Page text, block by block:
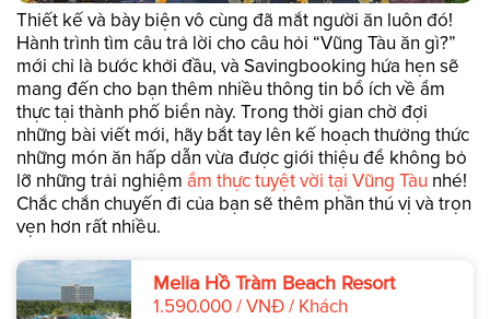
Thiết kế và bày biện vô cùng đã mắt người ăn luôn đó!
Hành trình tìm câu trả lời cho câu hỏi “Vũng Tàu ăn gì?”
mới chỉ là bước khởi đầu, và Savingbooking hứa hẹn sẽ
mang đến cho bạn thêm nhiều thông tin bổ ích về ẩm
thực tại thành phố biển này. Trong thời gian chờ đợi
những bài viết mới, hãy bắt tay lên kế hoạch thưởng thức
những món ăn hấp dẫn vừa được giới thiệu để không bỏ
lỡ những trải nghiệm ẩm thực tuyệt vời tại Vũng Tàu nhé!
Chắc chắn chuyến đi của bạn sẽ thêm phần thú vị và trọn
vẹn hơn rất nhiều.
Melia Hồ Tràm Beach Resort
1.590.000 / VNĐ / Khách